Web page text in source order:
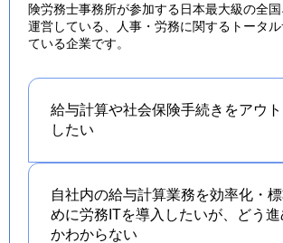
険労務士事務所が参加する日本最大級の全
運営している、人事・労務に関するトータ
ている企業です。
給与計算や社会保険手続きをアウ
したい
自社内の給与計算業務を効率化・
めに労務ITを導入したいが、どう
かわからない